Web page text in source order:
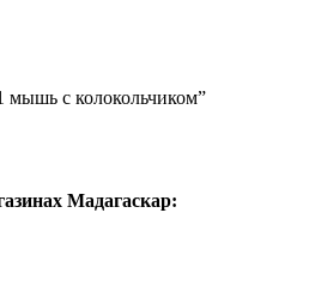
мышь с колокольчиком”
Мадагаскар: